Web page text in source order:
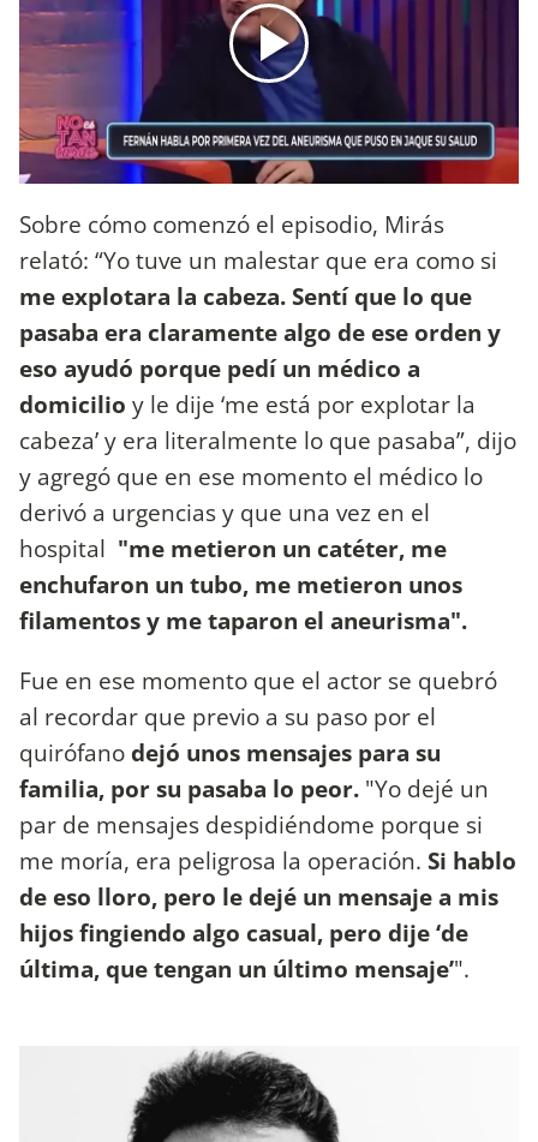
Sobre cómo comenzó el episodio, Mirás
relató: “Yo tuve un malestar que era como si
me explotara la cabeza. Sentí que lo que
pasaba era claramente algo de ese orden y
eso ayudó porque pedí un médico a
domicilio y le dije ‘me está por explotar la
cabeza’ y era literalmente lo que pasaba”, dijo
y agregó que en ese momento el médico lo
derivó a urgencias y que una vez en el
hospital "me metieron un catéter, me
enchufaron un tubo, me metieron unos
filamentos y me taparon el aneurisma".
Fue en ese momento que el actor se quebró
al recordar que previo a su paso por el
quirófanodejó unos mensajes para su
familia, por su pasaba lo peor. "Yo dejé un
par de mensajes despidiéndome porque si
me moría, era peligrosa la operación. Si hablo
de eso lloro, pero le dejé un mensaje a mis
hijos fingiendo algo casual, pero dije ‘de
última, que tengan un último mensaje’".